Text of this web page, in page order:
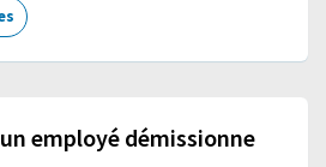
employé démissionne